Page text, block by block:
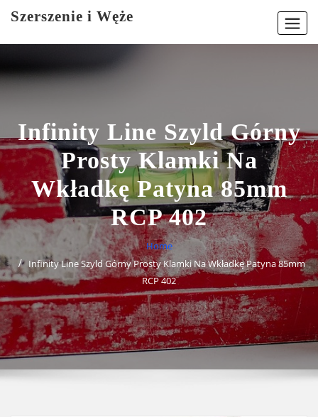
Szerszenie i Węże
Infinity Line Szyld Górny
Prosty Klamki Na
Wkładkę Patyna 85mm
RCP 402
Home
Infinity Line Szyld Górny Prosty Klamki Na Wkładkę Patyna 85mm
RCP 402